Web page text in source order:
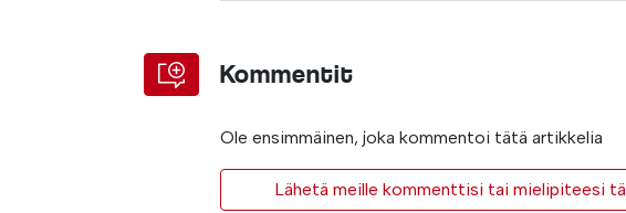
Kommentit
Ole ensimmäinen, joka kommentoi tätä artikkelia
Lähetä meille kommenttisi tai mielipiteesi